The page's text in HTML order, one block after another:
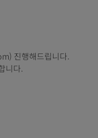
진행해드립니다.
니다.